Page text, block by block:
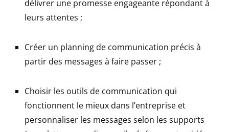
délivrer une promesse engageante répondant à
leurs attentes ;
Créer un planning de communication précis à
partir des messages à faire passer ;
Choisir les outils de communication qui
fonctionnent le mieux dans l’entreprise et
personnaliser les messages selon les supports